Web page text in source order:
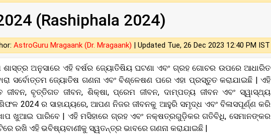
(Rashiphala 2024)
AstroGuru Mragaank (Dr. Mragaank) | Updated Tue, 26 Dec 2023 12:40 PM IST
ଶାସ୍ତ୍ର ଅନୁସାରେ ଏହି ବର୍ଷର ଜ୍ୟୋତିଷିୟ ଘଟଣା ଏବଂ ଗ୍ରହ ଗୋଚର ଉପରେ ଆଧାରିତ
ସର୍ବୋତ୍ତମ ଜ୍ୟୋତିଷ ଗଣନା ଏବଂ ବିଶ୍ଳେଷଣ ପରେ ଏହା ପ୍ରସ୍ତୁତ କରାଯାଇଛି | ଏହି
ବୃତ୍ତିଗତ ଜୀବନ, ଶିକ୍ଷା, ପ୍ରେମ ଜୀବନ, ଦାମ୍ପତ୍ୟ ଜୀବନ ଏବଂ ସ୍ୱାସ୍ଥ୍ୟ
2024 ର ସାହାଯ୍ୟରେ, ଆପଣ ନିଜର ଜୀବନକୁ ଆହୁରି ସମୃଦ୍ଧ ଏବଂ ବିଳାସପୂର୍ଣ୍ଣ କରି
ଖୁଆଇ ପାରିବେ | ଏହି ମସିହାରେ ଗ୍ରହ ଏବଂ ନକ୍ଷତ୍ରଗୁଡ଼ିକର ଗତିବିଧି, ସେମାନଙ୍କର
ରଖି ଏହି ଭବିଷ୍ୟବାଣୀକୁ ସ୍ୱତନ୍ତ୍ର ଭାବରେ ଗଣନା କରାଯାଇଛି |